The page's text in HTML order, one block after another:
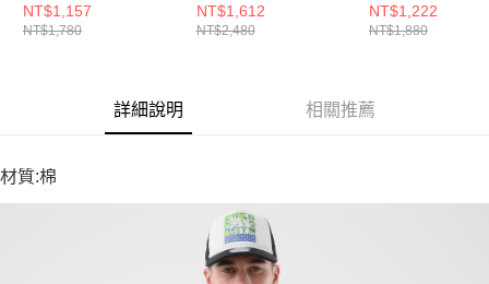
DAYS 1 SAKDAY 白
NE60768650
NT$1,157
NT$1,780
CREW SAKDAY 黑
NE60768651
NT$1,612
NT$2,480
CF 魷魚遊戲 黑
NE60767034
NT$1,222
NT$1,880
詳細說明 相關推薦
材質:棉